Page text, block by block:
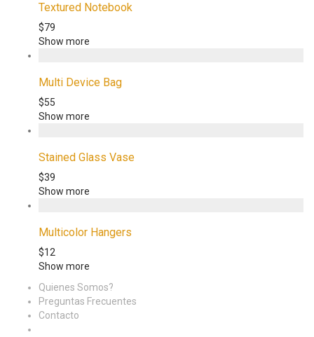
Textured Notebook
$79
Show more
Multi Device Bag
$55
Show more
Stained Glass Vase
$39
Show more
Multicolor Hangers
$12
Show more
Quienes Somos?
Preguntas Frecuentes
Contacto